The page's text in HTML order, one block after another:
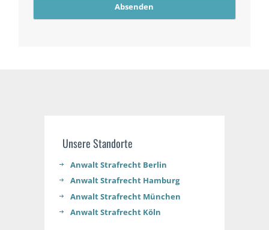
Absenden
Unsere Standorte
Anwalt Strafrecht Berlin
Anwalt Strafrecht Hamburg
Anwalt Strafrecht München
Anwalt Strafrecht Köln